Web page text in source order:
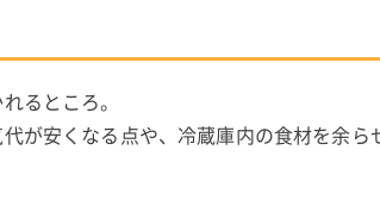
るところ。
が安くなる点や、冷蔵庫内の食材を余ら